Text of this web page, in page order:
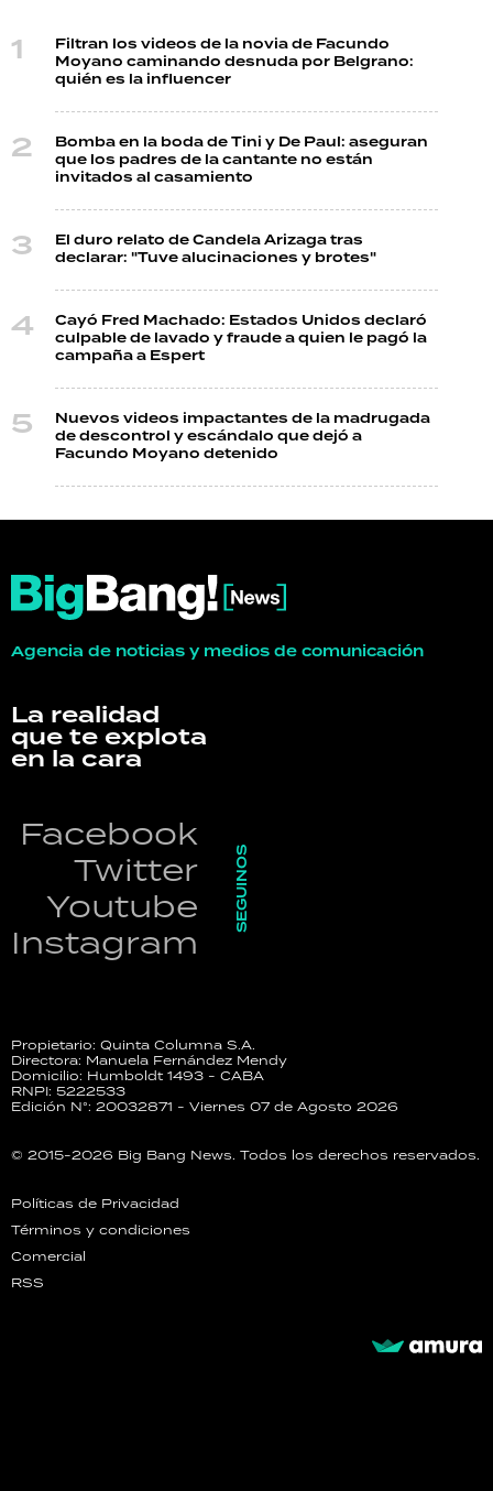
Filtran los videos de la novia de Facundo
Moyano caminando desnuda por Belgrano:
quién es la influencer
Bomba en la boda de Tini y De Paul: aseguran
que los padres de la cantante no están
invitados al casamiento
El duro relato de Candela Arizaga tras
declarar: "Tuve alucinaciones y brotes"
Cayó Fred Machado: Estados Unidos declaró
culpable de lavado y fraude a quien le pagó la
campaña a Espert
Nuevos videos impactantes de la madrugada
de descontrol y escándalo que dejó a
Facundo Moyano detenido
Agencia de noticias y medios de comunicación
La realidad
que te explota
en la cara
Facebook
Twitter
Youtube
Instagram
SEGUINOS
Propietario: Quinta Columna S.A.
Directora: Manuela Fernández Mendy
Domicilio: Humboldt 1493 - CABA
RNPI: 5222533
Edición N°: 20032871 - Viernes 07 de Agosto 2026
© 2015-2026 Big Bang News. Todos los derechos reservados.
Políticas de Privacidad
Términos y condiciones
Comercial
RSS